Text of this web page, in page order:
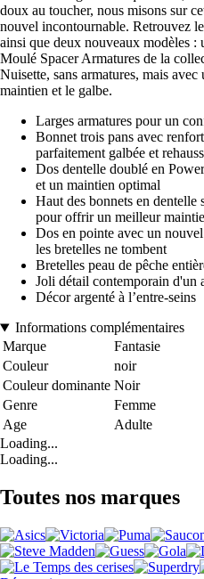
doux au toucher, nous misons sur
nouvel incontournable. Retrouvez
ainsi que deux nouveaux modèles :
Moulé Spacer Armatures de la
Nuisette, sans armatures, mais
maintien et le galbe.
Larges armatures pour un
Bonnet trois pans avec
parfaitement galbée et
Dos dentelle doublé en
et un maintien optimal
Haut des bonnets en dentelle
pour offrir un meilleur
Dos en pointe avec un
les bretelles ne tombent
Bretelles peau de pêche
Joli détail contemporain d'un
Décor argenté à l’entre-seins
Informations complémentaires
Marque
Fantasie
Couleur
noir
Couleur dominante Noir
Genre
Femme
Age
Adulte
Loading...
Loading...
Toutes nos marques